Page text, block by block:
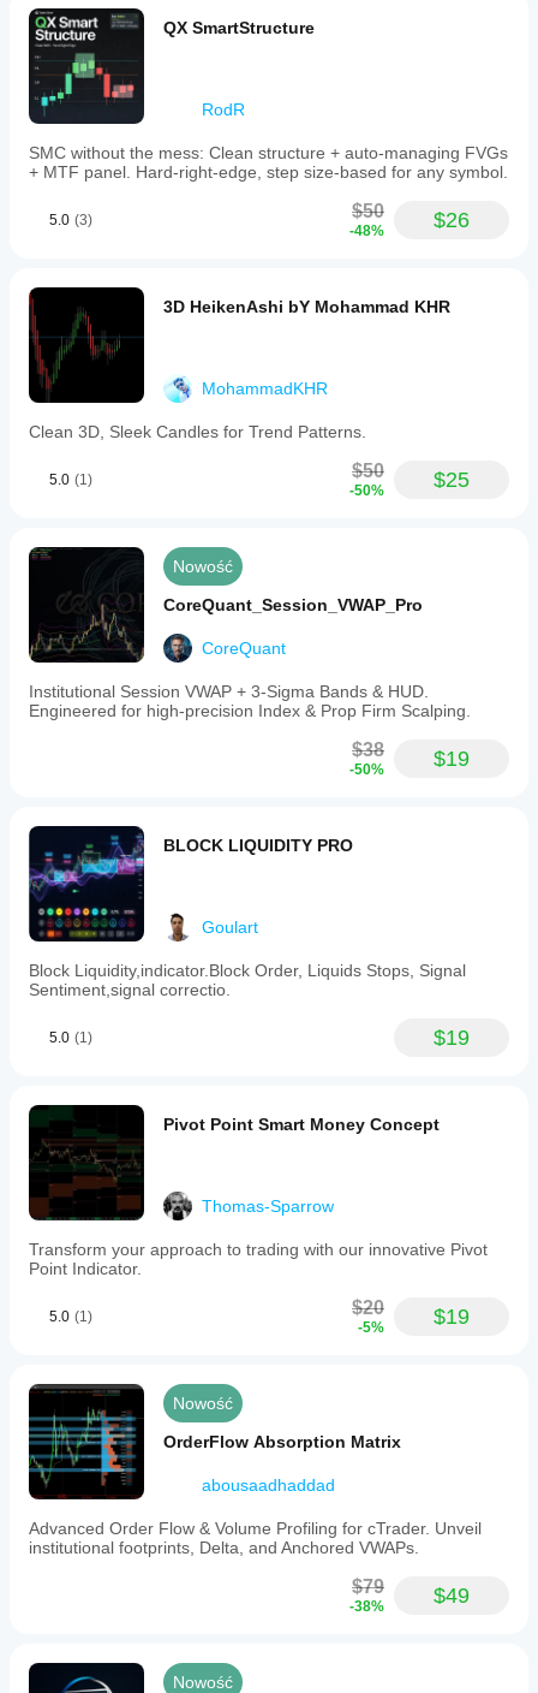
QX SmartStructure
RodR
SMC without the mess: Clean structure + auto-managing FVGs
+ MTF panel. Hard-right-edge, step size-based for any symbol.
5.0 (3) $50
-48% $26
3D HeikenAshi bY Mohammad KHR
MohammadKHR
Clean 3D, Sleek Candles for Trend Patterns.
5.0 (1) $50
-50% $25
Nowość
CoreQuant_Session_VWAP_Pro
CoreQuant
Institutional Session VWAP + 3-Sigma Bands & HUD.
Engineered for high-precision Index & Prop Firm Scalping.
$38
-50% $19
BLOCK LIQUIDITY PRO
Goulart
Block Liquidity,indicator.Block Order, Liquids Stops, Signal
Sentiment,signal correctio.
5.0 (1) $19
Pivot Point Smart Money Concept
Thomas-Sparrow
Transform your approach to trading with our innovative Pivot
Point Indicator.
5.0 (1) $20
-5% $19
Nowość
OrderFlow Absorption Matrix
abousaadhaddad
Advanced Order Flow & Volume Profiling for cTrader. Unveil
institutional footprints, Delta, and Anchored VWAPs.
$79
-38% $49
Nowość